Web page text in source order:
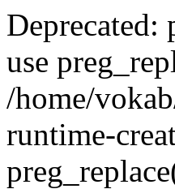
Deprecated:
use
/home/
runtime-